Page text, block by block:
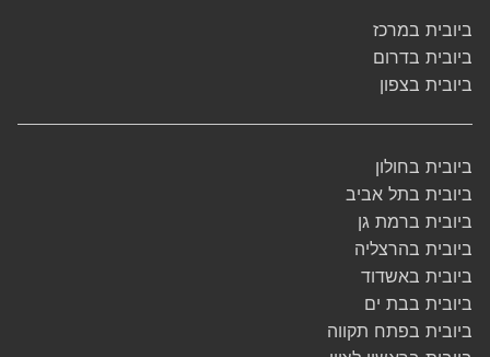
ביובית במרכז
ביובית בדרום
ביובית בצפון
ביובית בחולון
ביובית בתל אביב
ביובית ברמת גן
ביובית בהרצליה
ביובית באשדוד
ביובית בבת ים
ביובית בפתח תקווה